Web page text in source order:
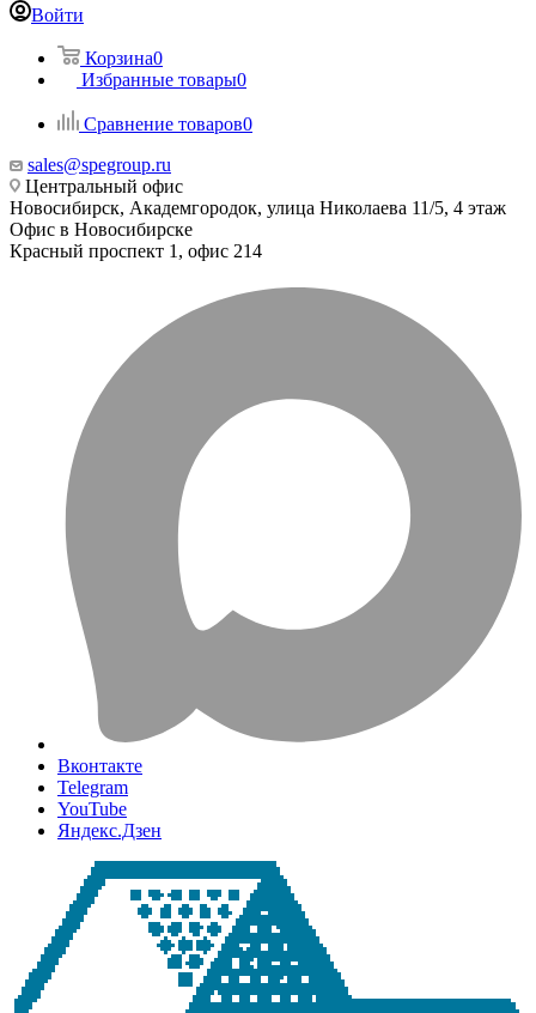
Войти
Корзина0
Избранные товары0
Сравнение товаров0
sales@spegroup.ru
Центральный офис
Новосибирск, Академгородок, улица Николаева 11/5, 4 этаж
Офис в Новосибирске
Красный проспект 1, офис 214
Вконтакте
Telegram
YouTube
Яндекс.Дзен